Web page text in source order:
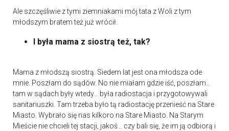
Ale szczęśliwie z tymi ziemniakami mój tata z Woli z tym
młodszym bratem też już wrócił.
I była mama z siostrą też, tak?
Mama z młodszą siostrą. Siedem lat jest ona młodsza ode
mnie. Poszłam do sądów. No nie miałam gdzie iść, poszłam…
tam w sądach były wtedy… była radiostacja i przygotowywali
sanitariuszki. Tam trzeba było tą radiostację przenieść na Stare
Miasto. Wybrało się nas kilkoro na Stare Miasto. Na Starym
Mieście nie chcieli tej stacji, jakoś… czy bali się, że im ją odbiorą i